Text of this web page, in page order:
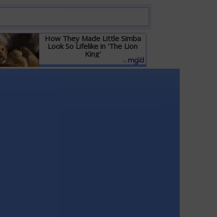
How They Made Little Simba
Look So Lifelike in 'The Lion
King'
Детальніше